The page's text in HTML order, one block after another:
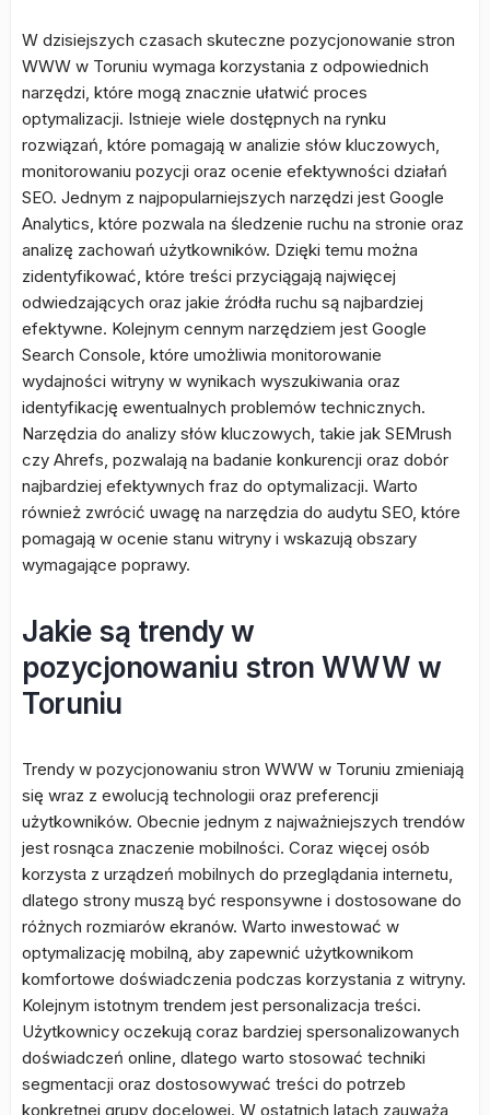
W dzisiejszych czasach skuteczne pozycjonowanie stron
WWW w Toruniu wymaga korzystania z odpowiednich
narzędzi, które mogą znacznie ułatwić proces
optymalizacji. Istnieje wiele dostępnych na rynku
rozwiązań, które pomagają w analizie słów kluczowych,
monitorowaniu pozycji oraz ocenie efektywności działań
SEO. Jednym z najpopularniejszych narzędzi jest Google
Analytics, które pozwala na śledzenie ruchu na stronie oraz
analizę zachowań użytkowników. Dzięki temu można
zidentyfikować, które treści przyciągają najwięcej
odwiedzających oraz jakie źródła ruchu są najbardziej
efektywne. Kolejnym cennym narzędziem jest Google
Search Console, które umożliwia monitorowanie
wydajności witryny w wynikach wyszukiwania oraz
identyfikację ewentualnych problemów technicznych.
Narzędzia do analizy słów kluczowych, takie jak SEMrush
czy Ahrefs, pozwalają na badanie konkurencji oraz dobór
najbardziej efektywnych fraz do optymalizacji. Warto
również zwrócić uwagę na narzędzia do audytu SEO, które
pomagają w ocenie stanu witryny i wskazują obszary
wymagające poprawy.
Jakie są trendy w
pozycjonowaniu stron WWW w
Toruniu
Trendy w pozycjonowaniu stron WWW w Toruniu zmieniają
się wraz z ewolucją technologii oraz preferencji
użytkowników. Obecnie jednym z najważniejszych trendów
jest rosnąca znaczenie mobilności. Coraz więcej osób
korzysta z urządzeń mobilnych do przeglądania internetu,
dlatego strony muszą być responsywne i dostosowane do
różnych rozmiarów ekranów. Warto inwestować w
optymalizację mobilną, aby zapewnić użytkownikom
komfortowe doświadczenia podczas korzystania z witryny.
Kolejnym istotnym trendem jest personalizacja treści.
Użytkownicy oczekują coraz bardziej spersonalizowanych
doświadczeń online, dlatego warto stosować techniki
segmentacji oraz dostosowywać treści do potrzeb
konkretnej grupy docelowej. W ostatnich latach zauważa